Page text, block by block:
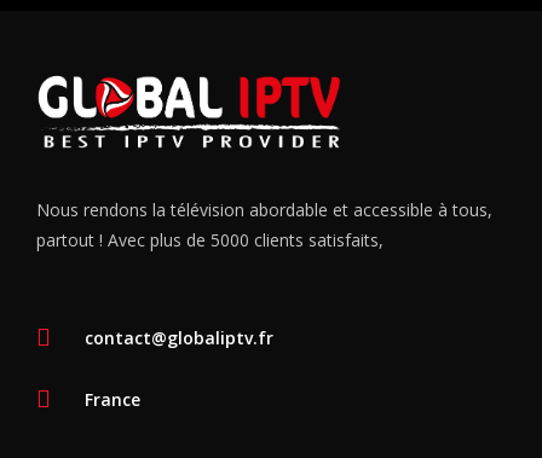
Nous rendons la télévision abordable et accessible à tous,
partout ! Avec plus de 5000 clients satisfaits,
contact@globaliptv.fr
France